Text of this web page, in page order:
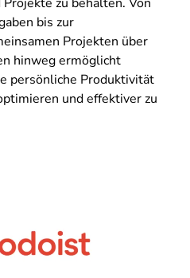
bis zur
Projekten über
hinweg ermöglicht
persönliche Produktivität
und effektiver zu